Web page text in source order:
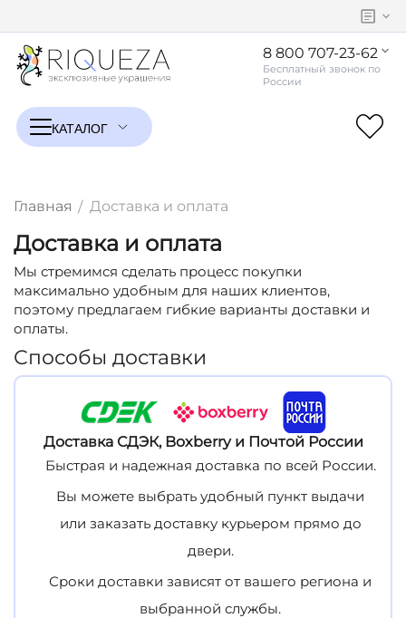
8 800 707-23-62
Главная / Доставка и оплата
Доставка и оплата
Мы стремимся сделать процесс покупки
максимально удобным для наших клиентов,
поэтому предлагаем гибкие варианты доставки и
оплаты.
Способы доставки
Доставка СДЭК, Boxberry и Почтой России
Быстрая и надежная доставка по всей России.
Вы можете выбрать удобный пункт выдачи
или заказать доставку курьером прямо до
двери.
Сроки доставки зависят от вашего региона и
выбранной службы.